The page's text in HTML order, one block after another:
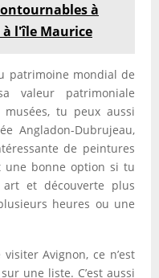
à
à l'île Maurice
patrimoine mondial de
valeur patrimoniale
tu peux aussi
Angladon-Dubrujeau,
de peintures
une bonne option si tu
et découverte plus
heures ou une
Avignon, ce n’est
une liste. C’est aussi